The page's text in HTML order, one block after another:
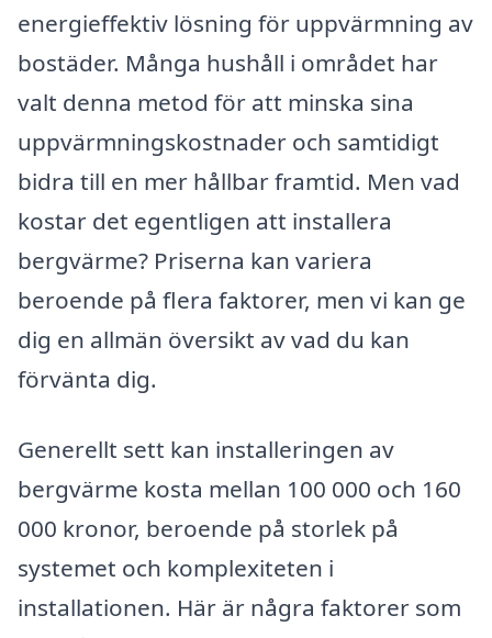
energieffektiv lösning för uppvärmning av
bostäder. Många hushåll i området har
valt denna metod för att minska sina
uppvärmningskostnader och samtidigt
bidra till en mer hållbar framtid. Men vad
kostar det egentligen att installera
bergvärme? Priserna kan variera
beroende på flera faktorer, men vi kan ge
dig en allmän översikt av vad du kan
förvänta dig.
Generellt sett kan installeringen av
bergvärme kosta mellan 100 000 och 160
000 kronor, beroende på storlek på
systemet och komplexiteten i
installationen. Här är några faktorer som